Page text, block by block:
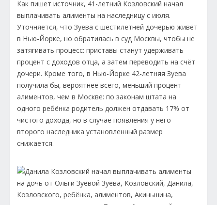
Как пишет источник, 41-летний Козловский начал
выплачивать алименты на наследницу с июля.
Уточняется, что Зуева с шестилетней дочерью живёт
в Нью-Йорке, но обратилась в суд Москвы, чтобы не
затягивать процесс: приставы станут удерживать
процент с доходов отца, а затем переводить на счёт
дочери. Кроме того, в Нью-Йорке 42-летняя Зуева
получила бы, вероятнее всего, меньший процент
алиментов, чем в Москве: по законам штата на
одного ребёнка родитель должен отдавать 17% от
чистого дохода, но в случае появления у него
второго наследника установленный размер
снижается.